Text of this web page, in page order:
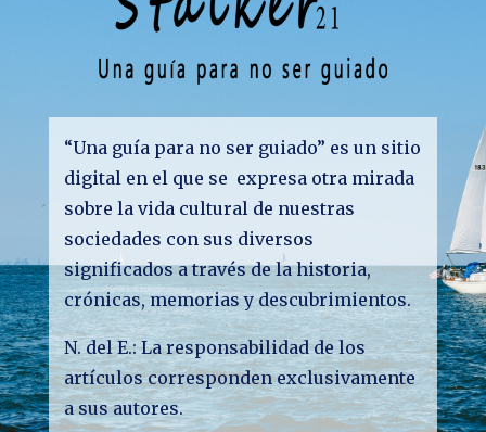
“Una guía para no ser guiado” es un sitio
digital en el que se expresa otra mirada
sobre la vida cultural de nuestras
sociedades con sus diversos
significados a través de la historia,
crónicas, memorias y descubrimientos.
N. del E.: La responsabilidad de los
artículos corresponden exclusivamente
a sus autores.